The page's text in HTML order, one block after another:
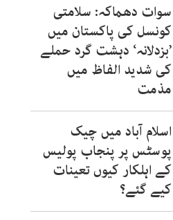
سوات دھماکہ: سلامتی
کونسل کی پاکستان میں
’بزدلانہ‘ دہشت گرد حملے
کی شدید الفاظ میں
مذمت
اسلام آباد میں چیک
پوسٹس پر پنجاب پولیس
کے اہلکار کیوں تعینات
کیے گئے؟